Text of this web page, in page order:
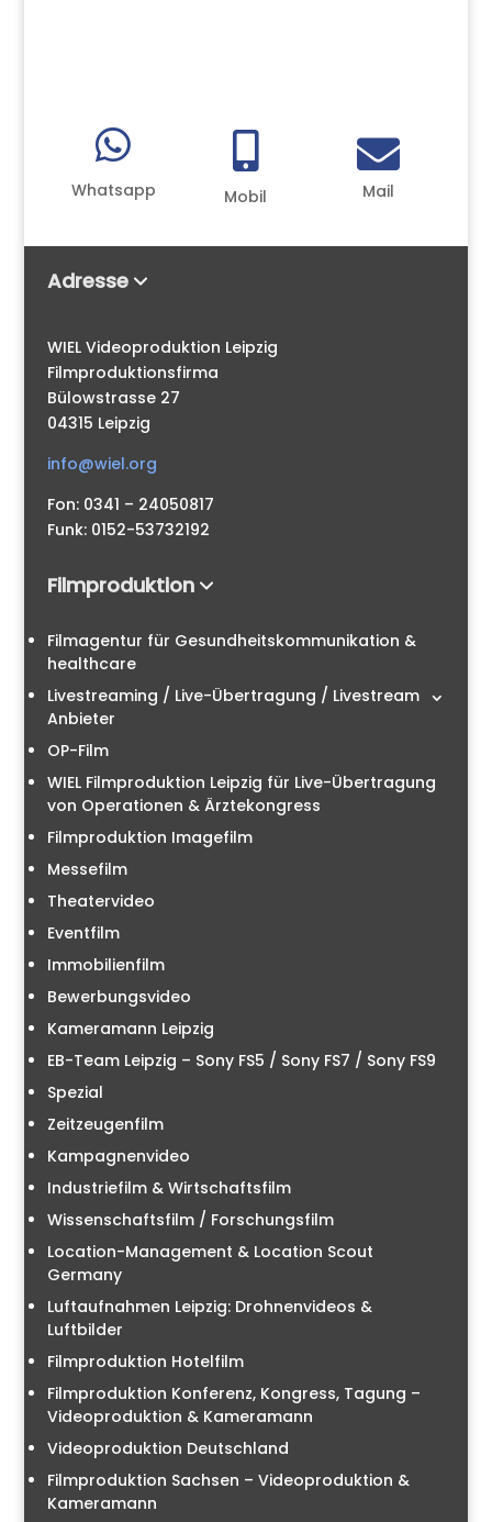

Whatsapp

Mobil

Mail
Adresse
WIEL Videoproduktion Leipzig
Filmproduktionsfirma
Bülowstrasse 27
04315 Leipzig
info@wiel.org
Fon: 0341 – 24050817
Funk: 0152-53732192
Filmproduktion
Filmagentur für Gesundheitskommunikation &
healthcare
Livestreaming / Live-Übertragung / Livestream
Anbieter
OP-Film
WIEL Filmproduktion Leipzig für Live-Übertragung
von Operationen & Ärztekongress
Filmproduktion Imagefilm
Messefilm
Theatervideo
Eventfilm
Immobilienfilm
Bewerbungsvideo
Kameramann Leipzig
EB-Team Leipzig – Sony FS5 / Sony FS7 / Sony FS9
Spezial
Zeitzeugenfilm
Kampagnenvideo
Industriefilm & Wirtschaftsfilm
Wissenschaftsfilm / Forschungsfilm
Location-Management & Location Scout
Germany
Luftaufnahmen Leipzig: Drohnenvideos &
Luftbilder
Filmproduktion Hotelfilm
Filmproduktion Konferenz, Kongress, Tagung –
Videoproduktion & Kameramann
Videoproduktion Deutschland
Filmproduktion Sachsen – Videoproduktion &
Kameramann